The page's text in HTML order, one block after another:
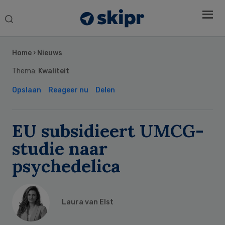
Search
Home › Nieuws
Thema: Kwaliteit
Opslaan Reageer nu Delen
EU subsidieert UMCG-
studie naar
psychedelica
Laura van Elst
Sidebar